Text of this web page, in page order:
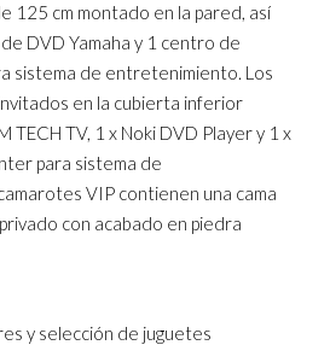
125 cm montado en la pared, así
DVD Yamaha y 1 centro de
sistema de entretenimiento. Los
en la cubierta inferior
TECH TV, 1 x Noki DVD Player y 1 x
para sistema de
VIP contienen una cama
con acabado en piedra
y selección de juguetes